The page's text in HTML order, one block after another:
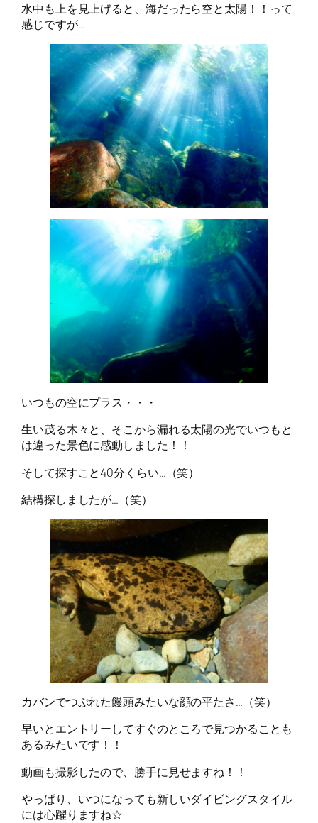
水中も上を見上げると、海だったら空と太陽！！って
感じですが…
いつもの空にプラス・・・
生い茂る木々と、そこから漏れる太陽の光でいつもと
は違った景色に感動しました！！
そして探すこと40分くらい…（笑）
結構探しましたが…（笑）
カバンでつぶれた饅頭みたいな顔の平たさ…（笑）
早いとエントリーしてすぐのところで見つかることも
あるみたいです！！
動画も撮影したので、勝手に見せますね！！
やっぱり、いつになっても新しいダイビングスタイル
には心躍りますね☆